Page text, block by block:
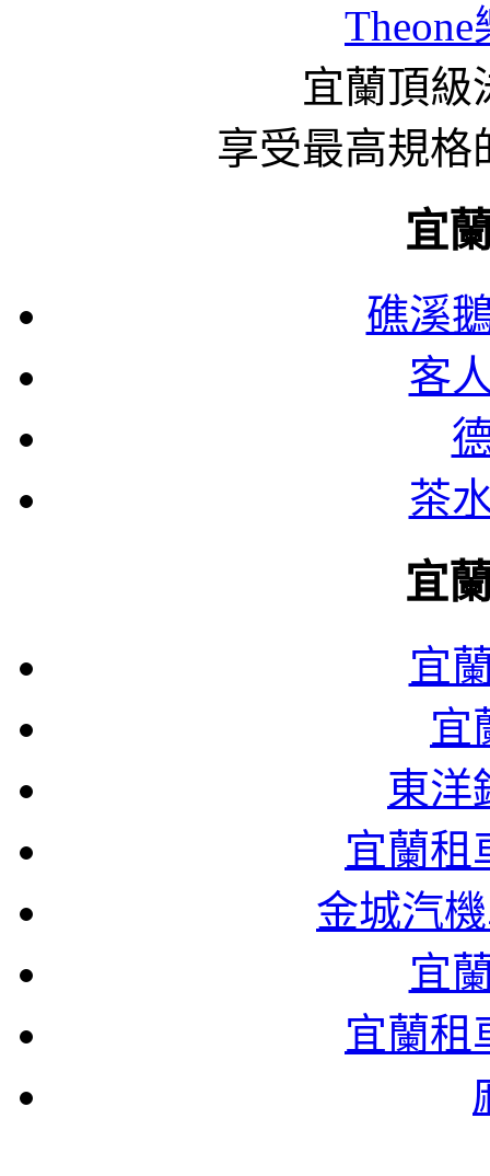
宜蘭頂
享受最高規格
宜
礁溪
客
茶
宜
宜
宜
東洋
宜蘭租
金城汽
宜
宜蘭租